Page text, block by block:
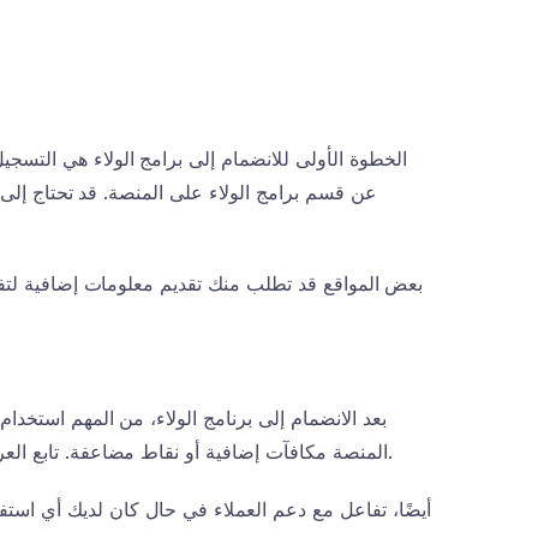
الخطوة الأولى للانضمام إلى برامج الولاء هي
عن قسم برامج الولاء على المنصة. قد تحتاج إلى
بعض المواقع قد تطلب منك تقديم معلومات إضافية
بعد الانضمام إلى برنامج الولاء، من المهم
المنصة مكافآت إضافية أو نقاط مضاعفة. تابع العروض والتحديثات التي تصدرها المنصة، حيث قد تجد فرصًا جديدة لتعزيز رصيدك.
أيضًا، تفاعل مع دعم العملاء في حال كان لديك أي